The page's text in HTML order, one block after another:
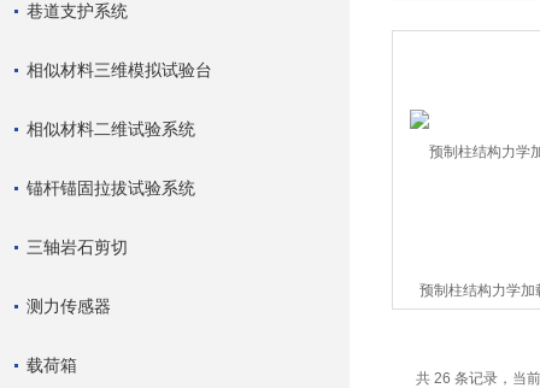
巷道支护系统
相似材料三维模拟试验台
相似材料二维试验系统
锚杆锚固拉拔试验系统
三轴岩石剪切
测力传感器
载荷箱
预制柱结构力学加
共 26 条记录，当